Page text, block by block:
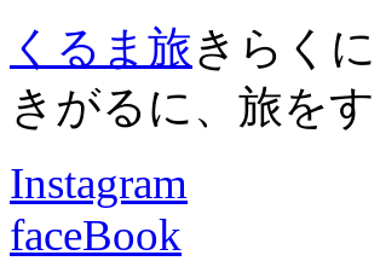
くるま旅きらく
きがるに、旅をす
Instagram
faceBook